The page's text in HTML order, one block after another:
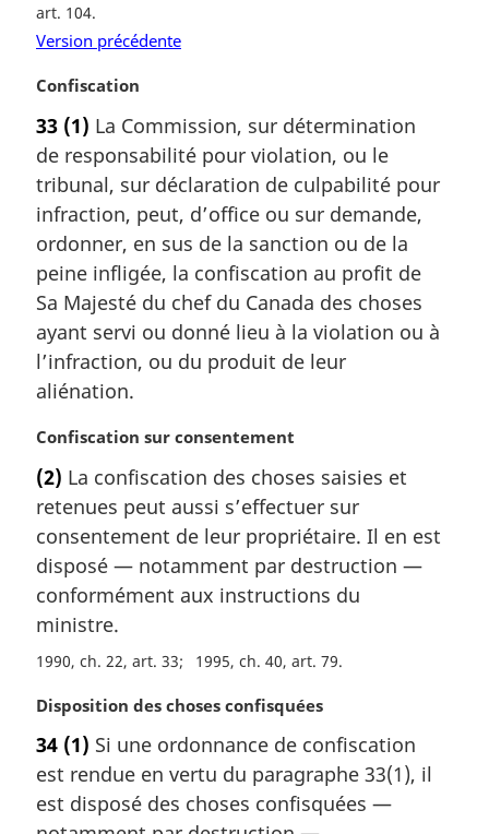
art. 104
Version précédente
N
t
e
m
a
g
i
n
a
l
e
:
Confiscation
33 (1) La Commission, sur détermination
de responsabilité pour violation, ou le
tribunal, sur déclaration de culpabilité pour
infraction, peut, d’office ou sur demande,
ordonner, en sus de la sanction ou de la
peine infligée, la confiscation au profit de
Sa Majesté du chef du Canada des choses
ayant servi ou donné lieu à la violation ou à
l’infraction, ou du produit de leur
aliénation.
N
t
e
m
a
g
i
n
l
:
Confiscation sur consentement
(2) La confiscation des choses saisies et
retenues peut aussi s’effectuer sur
consentement de leur propriétaire. Il en est
disposé — notamment par destruction —
conformément aux instructions du
ministre.
1990, ch. 22, art. 33 1995, ch. 40, art. 79
N
t
e
m
a
Disposition des choses confisquées
34 (1) Si une ordonnance de confiscation
est rendue en vertu du paragraphe 33(1), il
est disposé des choses confisquées —